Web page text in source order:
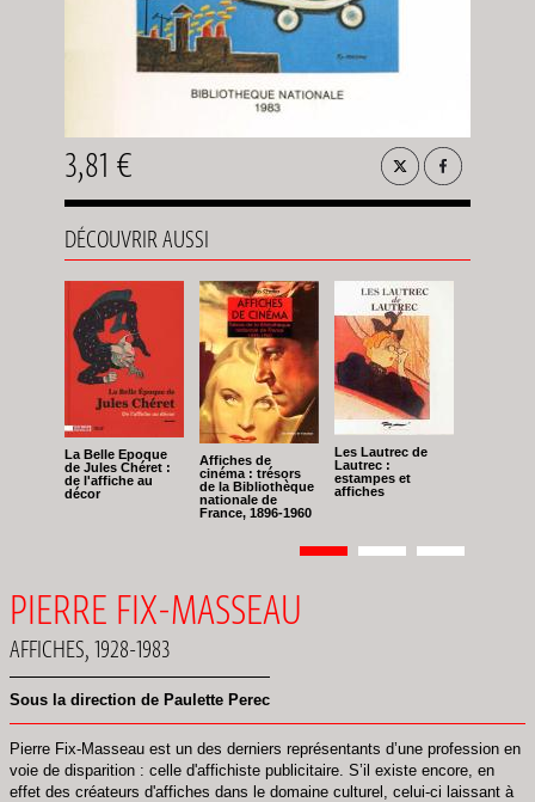
3,81 €
DÉCOUVRIR AUSSI
La Belle Epoque
de Jules Chéret :
de l'affiche au
décor
Affiches de
cinéma : trésors
de la Bibliothèque
nationale de
France, 1896-1960
Les Lautrec de
Lautrec :
estampes et
affiches
Pagination
Page
1 Page
2 Page
3
PIERRE FIX-MASSEAU
AFFICHES, 1928-1983
Sous la direction de Paulette Perec
Pierre Fix-Masseau est un des derniers représentants d’une profession en
voie de disparition : celle d'affichiste publicitaire. S’il existe encore, en
effet des créateurs d'affiches dans le domaine culturel, celui-ci laissant à